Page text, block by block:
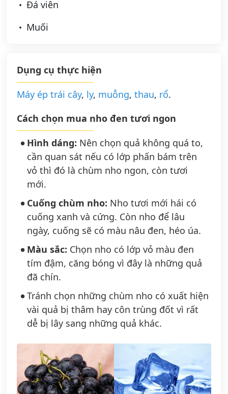
Đá viên
Muối
Dụng cụ thực hiện
Máy ép trái cây, ly, muỗng, thau, rổ.
Cách chọn mua nho đen tươi ngon
Hình dáng: Nên chọn quả không quá to,
cần quan sát nếu có lớp phấn bám trên
vỏ thì đó là chùm nho ngon, còn tươi
mới.
Cuống chùm nho: Nho tươi mới hái có
cuống xanh và cứng. Còn nho để lâu
ngày, cuống sẽ có màu nâu đen, héo úa.
Màu sắc: Chọn nho có lớp vỏ màu đen
tím đậm, căng bóng vì đây là những quả
đã chín.
Tránh chọn những chùm nho có xuất hiện
vài quả bị thâm hay côn trùng đốt vì rất
dễ bị lây sang những quả khác.